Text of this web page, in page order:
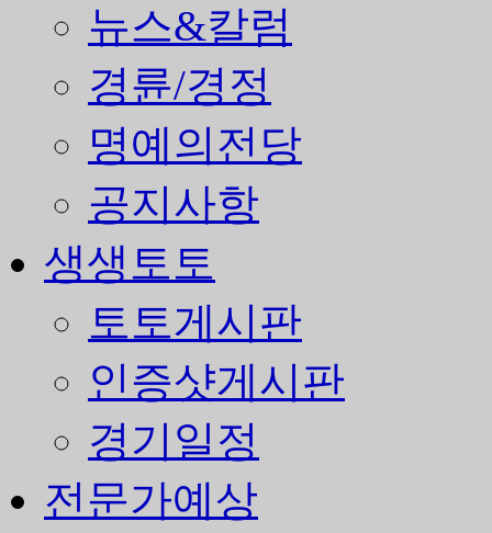
뉴스&칼럼
경륜/경정
명예의전당
공지사항
생생토토
토토게시판
인증샷게시판
경기일정
전문가예상